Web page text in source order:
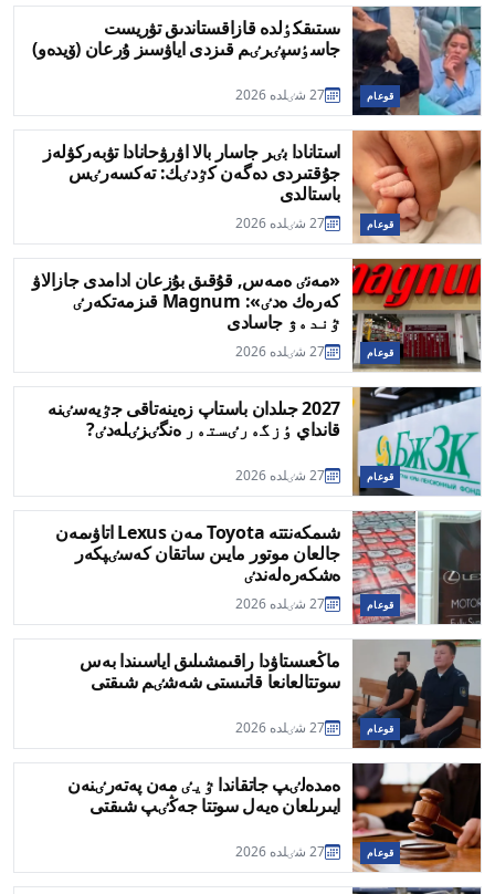
قوعام
ىستىقكٶلدە قازاقستاندىق تۋريست
جاسٶسپٸرٸم قىزدى اياۋسىز ۇرعان (ۆيدەو)
27 شٸلدە 2026
قوعام
استانادا بٸر جاسار بالا اۋرۋحانادا تۋبەركۋلەز
جۇقتىردى دەگەن كٷدٸك: تەكسەرٸس
باستالدى
27 شٸلدە 2026
قوعام
«مەنٸ ەمەس, قۇقىق بۇزعان ادامدى جازالاۋ
كەرەك ەدٸ»: Magnum قىزمەتكەرٸ
ٷندەۋ جاسادى
27 شٸلدە 2026
قوعام
2027 جىلدان باستاپ زەينەتاقى جٷيەسٸنە
قانداي ٶزگەرٸستەر ەنگٸزٸلەدٸ?
27 شٸلدە 2026
قوعام
شىمكەنتتە Toyota مەن Lexus اتاۋىمەن
جالعان موتور مايىن ساتقان كەسٸپكەر
ەشكەرەلەندٸ
27 شٸلدە 2026
قوعام
ماڭعىستاۋدا راقىمشىلىق اياسىندا بەس
سوتتالعانعا قاتىستى شەشٸم شىقتى
27 شٸلدە 2026
قوعام
ەمدەلٸپ جاتقاندا ٷيٸ مەن پەتەرٸنەن
ايىرىلعان ەيەل سوتتا جەڭٸپ شىقتى
27 شٸلدە 2026